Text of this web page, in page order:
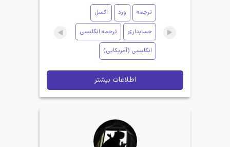
ترجمه ورد اکسل
حسابداری ترجمه انگلیسی
انگلیسی (آمریکایی)
اطلاعات بیشتر